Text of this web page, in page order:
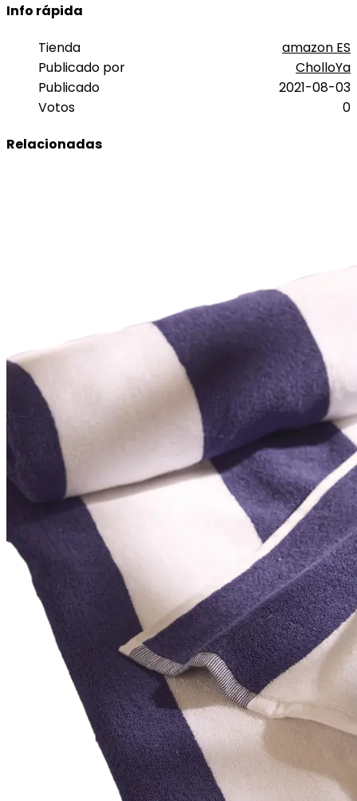
Info rápida
Tienda
amazon ES
Publicado por
CholloYa
Publicado
2021-08-03
Votos
0
Relacionadas